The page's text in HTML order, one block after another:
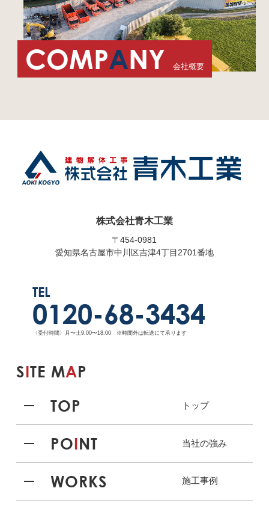
COMPANY 会社概要
株式会社青木工業
〒454-0981
愛知県名古屋市中川区吉津4丁目2701番地
TEL
0120-68-3434
〈受付時間〉月〜土9:00〜18:00 ※時間外は転送にて承ります
SITE MAP
TOP
トップ
POINT 当社の強み
WORKS 施工事例